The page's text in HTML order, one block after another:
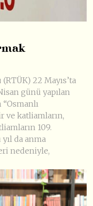
22 Mayıs’ta
günü yapılan
ve katliamların,
109.
da anma
nedeniyle,